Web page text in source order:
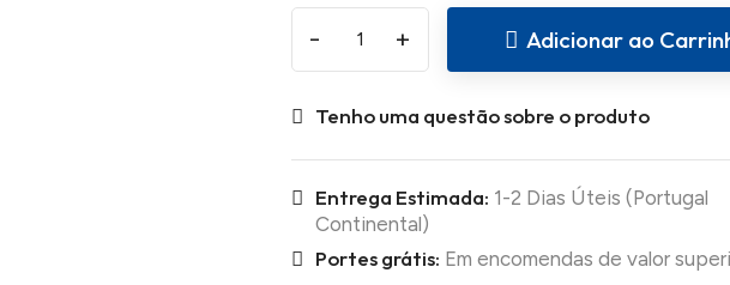
- + Adicionar ao
Tenho uma questão sobre o produto
Entrega Estimada: 1-2 Dias Úteis (Portugal
Continental)
Portes grátis: Em encomendas de valor